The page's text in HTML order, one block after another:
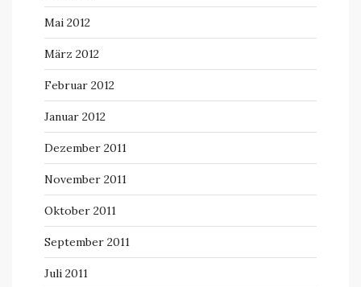
Mai 2012
März 2012
Februar 2012
Januar 2012
Dezember 2011
November 2011
Oktober 2011
September 2011
Juli 2011